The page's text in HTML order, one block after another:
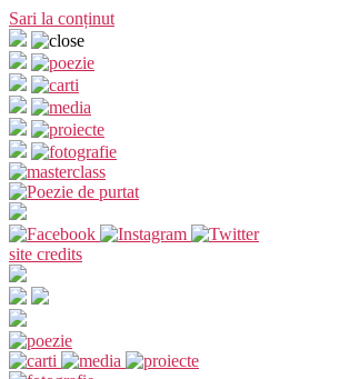
Sari la conținut
site credits